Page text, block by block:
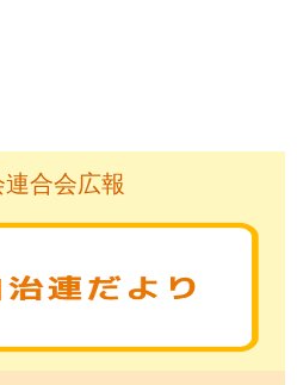
連合会広報